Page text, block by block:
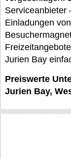
Serviceanbieter
Einladungen
Jurien Bay
Preiswerte
Jurien Bay,